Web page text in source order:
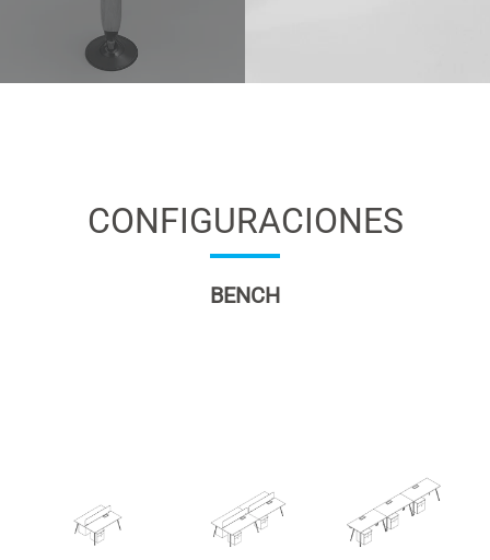
CONFIGURACIONES
BENCH